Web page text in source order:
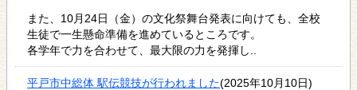
また、10月24日（金）の文化祭舞台発表に向けても、全校
生徒で一生懸命準備を進めているところです。
各学年で力を合わせて、最大限の力を発揮し..
平戸市中総体 駅伝競技が行われました(2025年10月10日)